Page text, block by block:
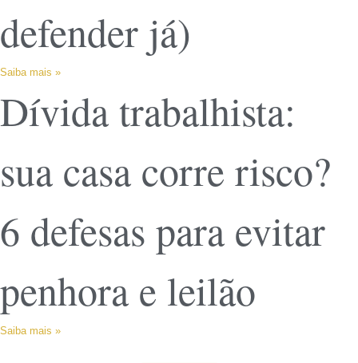
defender já)
Saiba mais »
Dívida trabalhista:
sua casa corre risco?
6 defesas para evitar
penhora e leilão
Saiba mais »